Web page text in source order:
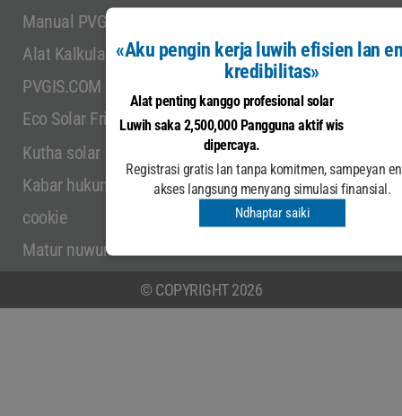
«Aku pengin kerja luwih efisien lan
kredibilitas»
Alat penting kanggo profesional solar
Luwih saka 2,500,000 Pangguna aktif wis
dipercaya.
Registrasi gratis lan tanpa komitmen, sampeyan
akses langsung menyang simulasi finansial.
Ndhaptar saiki
Manual PVGIS 5.3
Alat Kalkulasi
PVGIS.COM
Eco Solar Friendly
Kutha solar
Kabar hukum
cookie
Matur nuwun
Data khusus
Peta Situs
* Pangguna aktif ing saindenging jagad
Sumber: Analytics.google.com
© COPYRIGHT 2026